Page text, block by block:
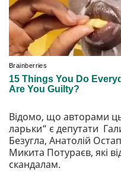
Відомо, що авторами
ларьки” є депутати
Безугла, Анатолій
Микита Потураєв, які
скандалам.